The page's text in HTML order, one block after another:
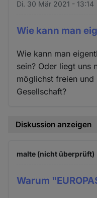
Di. 30 Mär 2021 - 13:14
Wie kann man
Wie kann man
sein? Oder liegt uns
möglichst freien und
Gesellschaft?
Diskussion anzeigen
malte (nicht überprüft)
Warum